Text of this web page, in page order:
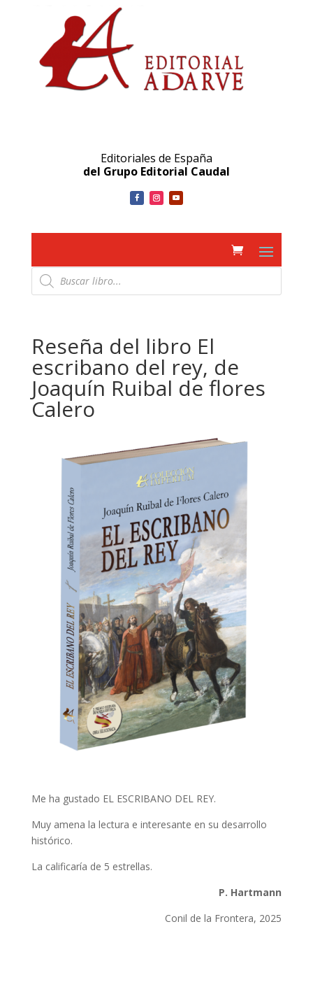
Editoriales de España
del Grupo Editorial Caudal
Búsqueda
de
productos
Reseña del libro El
escribano del rey, de
Joaquín Ruibal de flores
Calero
Me ha gustado EL ESCRIBANO DEL REY.
Muy amena la lectura e interesante en su desarrollo
histórico.
La calificaría de 5 estrellas.
P. Hartmann
Conil de la Frontera, 2025